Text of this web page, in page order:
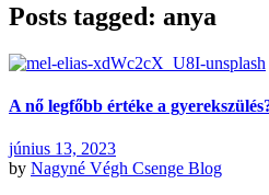
Posts tagged: anya
A nő legfőbb értéke a
június 13, 2023
by Nagyné Végh Csenge Blog